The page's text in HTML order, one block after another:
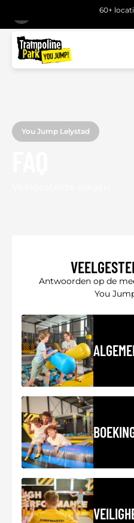
60+
You Jump Lelystad
Antwoorden op de
You